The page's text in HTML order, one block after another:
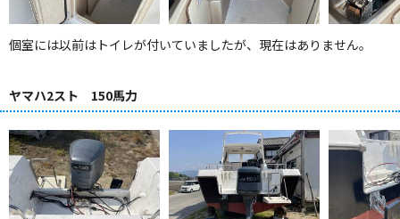
個室には以前はトイレが付いていましたが、現在はありません。
ヤマハ2スト 150馬力